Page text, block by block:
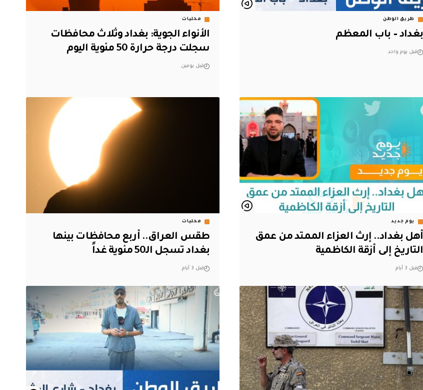
طريق الوطن
بغداد – باب المعظم
قبل يوم واحد
محليات
الأنواء الجوية: بغداد وثلاث محافظات
سجلت درجة حرارة 50 مئوية اليوم
قبل يومين
يوم جديد
أهل بغداد.. إرث العزاء الممتد من عمق
التاريخ إلى أزقة الكاظمية
قبل 3 أيام
محليات
طقس العراق.. أربع محافظات بينها
بغداد تسجل الـ50 مئوية غداً
قبل 3 أيام